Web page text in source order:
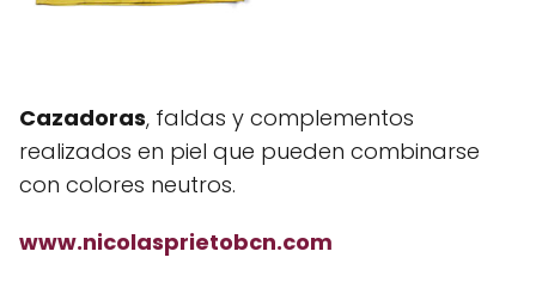
Cazadoras, faldas y complementos
realizados en piel que pueden combinarse
con colores neutros.
www.nicolasprietobcn.com